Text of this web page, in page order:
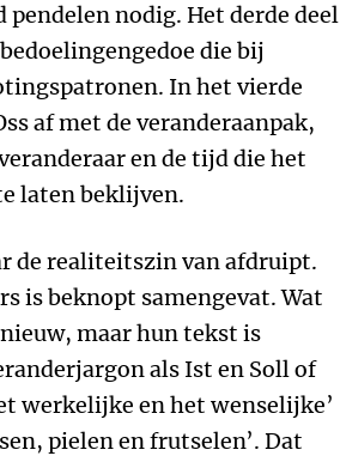
nodig. Het derde deel
die bij
In het vierde
af met de veranderaanpak,
en de tijd die het
laten beklijven.
de realiteitszin van afdruipt.
is beknopt samengevat. Wat
maar hun tekst is
als Ist en Soll of
werkelijke en het wenselijke’
pielen en frutselen’. Dat